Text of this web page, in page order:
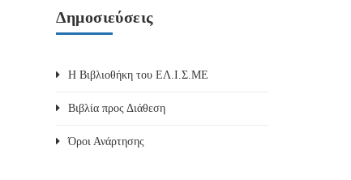
Δημοσιεύσεις
Η Βιβλιοθήκη του ΕΛ.Ι.Σ.ΜΕ
Βιβλία προς Διάθεση
Όροι Ανάρτησης